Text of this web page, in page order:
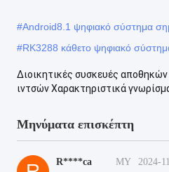
#Android8.1 ψηφιακό σύστημα
#RK3288 κάθετο ψηφιακό
Διοικητικές συσκευές
ιντσών Χαρακτηριστικά
Μηνύματα επισκέπτη
R****ca MY 2024-